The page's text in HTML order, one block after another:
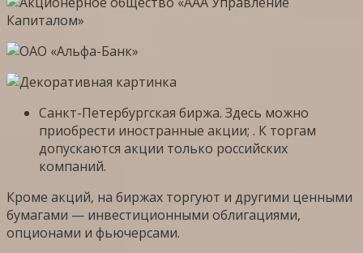
Санкт-Петербургская биржа. Здесь можно
приобрести иностранные акции; . К торгам
допускаются акции только российских
компаний.
Кроме акций, на биржах торгуют и другими ценными
бумагами — инвестиционными облигациями,
опционами и фьючерсами.